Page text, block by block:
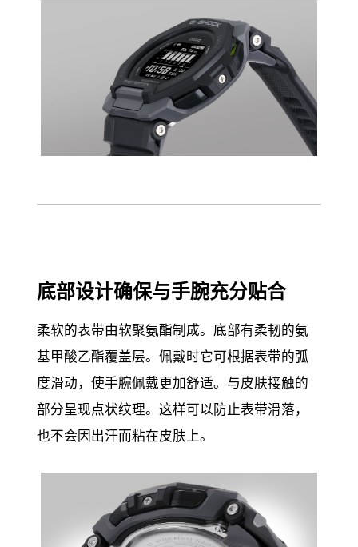
底部设计确保与手腕充分贴合
柔软的表带由软聚氨酯制成。底部有柔韧的氨
基甲酸乙酯覆盖层。佩戴时它可根据表带的弧
度滑动，使手腕佩戴更加舒适。与皮肤接触的
部分呈现点状纹理。这样可以防止表带滑落，
也不会因出汗而粘在皮肤上。